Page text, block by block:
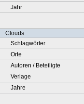
Jahr
Clouds
Schlagwörter
Orte
Autoren / Beteiligte
Verlage
Jahre